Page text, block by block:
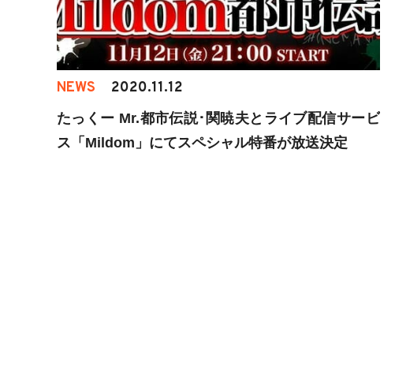
NEWS 2020.11.12
たっくー Mr.都市伝説･関暁夫とライブ配信サービ
ス「Mildom」にてスペシャル特番が放送決定